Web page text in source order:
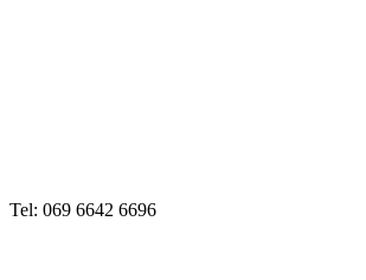
Tel: 069 6642 6696